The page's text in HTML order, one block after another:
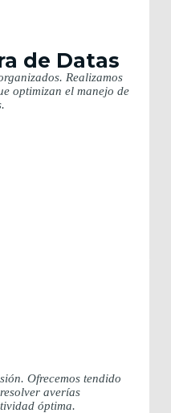
de Datas
Realizamos
optimizan el manejo de
Ofrecemos tendido
averías
óptima.